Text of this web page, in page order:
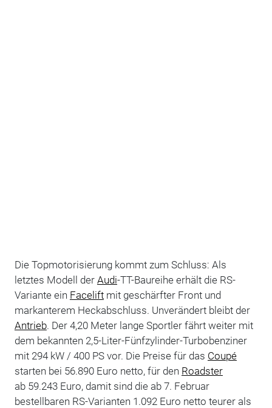
Die Topmotorisierung kommt zum Schluss: Als
letztes Modell der Audi-TT-Baureihe erhält die RS-
Variante ein Faceliftmit geschärfter Front und
markanterem Heckabschluss. Unverändert bleibt der
Antrieb. Der 4,20 Meter lange Sportler fährt weiter mit
dem bekannten 2,5-Liter-Fünfzylinder-Turbobenziner
mit 294 kW / 400 PS vor. Die Preise für das Coupé
starten bei 56.890 Euro netto, für den Roadster
ab 59.243 Euro, damit sind die ab 7. Februar
bestellbaren RS-Varianten 1.092 Euro netto teurer als